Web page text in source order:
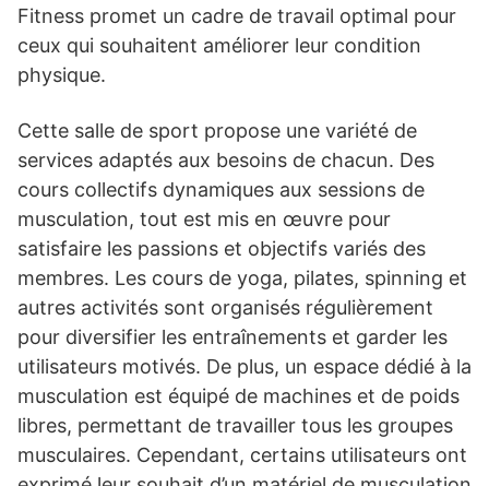
Fitness promet un cadre de travail optimal pour
ceux qui souhaitent améliorer leur condition
physique.
Cette salle de sport propose une variété de
services adaptés aux besoins de chacun. Des
cours collectifs dynamiques aux sessions de
musculation, tout est mis en œuvre pour
satisfaire les passions et objectifs variés des
membres. Les cours de yoga, pilates, spinning et
autres activités sont organisés régulièrement
pour diversifier les entraînements et garder les
utilisateurs motivés. De plus, un espace dédié à la
musculation est équipé de machines et de poids
libres, permettant de travailler tous les groupes
musculaires. Cependant, certains utilisateurs ont